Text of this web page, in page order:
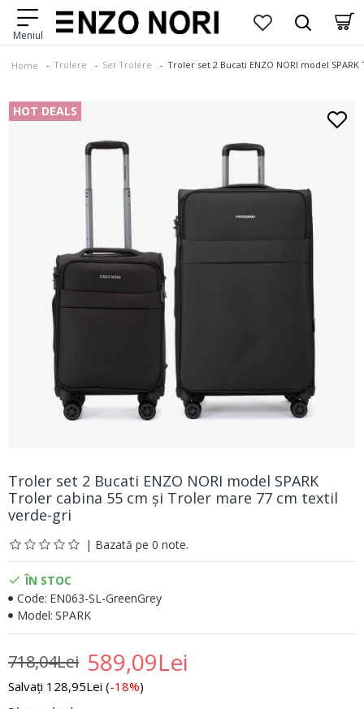
Home Trolere Set Trolere Troler set 2 Bucati ENZO NORI model
HOT DEALS
Troler set 2 Bucati ENZO NORI model SPARK
Troler cabina 55 cm şi Troler mare 77 cm textil
verde-gri
| Bazată pe 0 note.
589,09Lei
718,04Lei
Salvați 128,95Lei (-18%)
ÎN STOC
Code: EN063-SL-GreenGrey
Model: SPARK